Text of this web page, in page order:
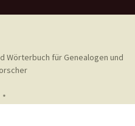
Wörterbuch für Genealogen und
*